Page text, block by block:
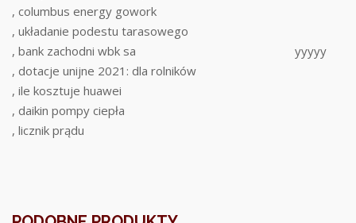
, columbus energy gowork
, układanie podestu tarasowego
, bank zachodni wbk sa
, dotacje unijne 2021: dla rolników
, ile kosztuje huawei
, daikin pompy ciepła
, licznik prądu
yyyyy